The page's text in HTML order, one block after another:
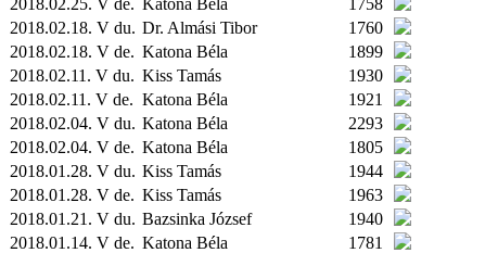
2018.02.18. V du. Dr. Almási Tibor
1760
2018.02.18. V de. Katona Béla
1899
2018.02.11. V du. Kiss Tamás
1930
2018.02.11. V de. Katona Béla
1921
2018.02.04. V du. Katona Béla
2293
2018.02.04. V de. Katona Béla
1805
2018.01.28. V du. Kiss Tamás
1944
2018.01.28. V de. Kiss Tamás
1963
2018.01.21. V du. Bazsinka József
1940
2018.01.14. V de. Katona Béla
1781